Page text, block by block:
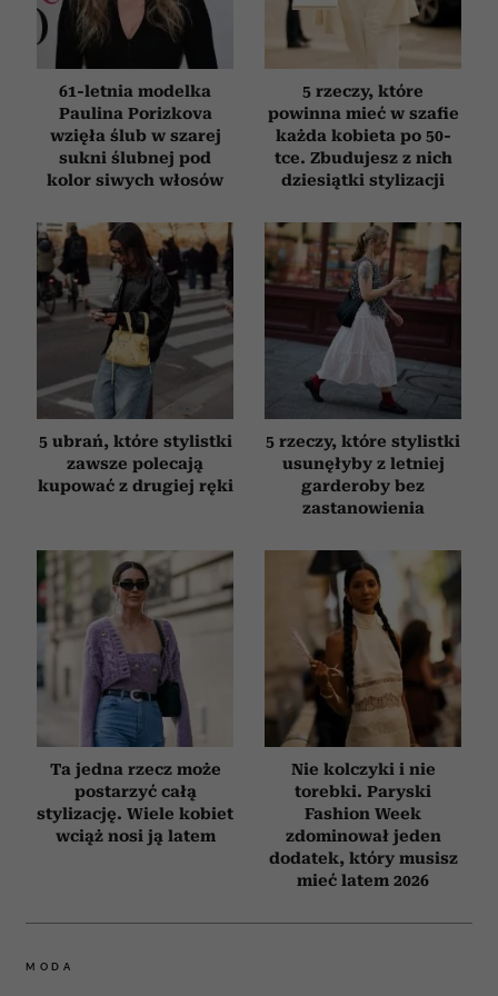
korzystania z ich usług.
61-letnia modelka
Paulina Porizkova
wzięła ślub w szarej
sukni ślubnej pod
kolor siwych włosów
5 rzeczy, które
powinna mieć w szafie
każda kobieta po 50-
tce. Zbudujesz z nich
dziesiątki stylizacji
5 ubrań, które stylistki
zawsze polecają
kupować z drugiej ręki
5 rzeczy, które stylistki
usunęłyby z letniej
garderoby bez
zastanowienia
Ta jedna rzecz może
postarzyć całą
stylizację. Wiele kobiet
wciąż nosi ją latem
Nie kolczyki i nie
torebki. Paryski
Fashion Week
zdominował jeden
dodatek, który musisz
mieć latem 2026
MODA